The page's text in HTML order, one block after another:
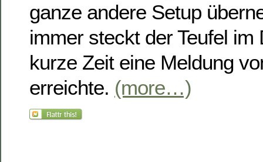
ganze andere Setup
immer steckt der Teufel im
kurze Zeit eine Meldung
erreichte. (more…)